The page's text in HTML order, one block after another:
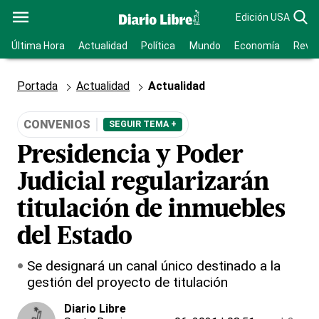
Edición USA
Última Hora Actualidad Política Mundo Economía
Portada Actualidad Actualidad
CONVENIOS SEGUIR TEMA +
Presidencia y Poder
Judicial regularizarán
titulación de inmuebles
del Estado
Se designará un canal único destinado a la
gestión del proyecto de titulación
Diario Libre